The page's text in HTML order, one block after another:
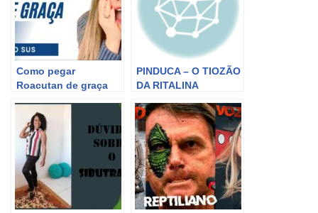
Como pegar
Roacutan de graça
PINDUCA – O TIOZÃO
DA RITALINA
EM TREINO LOUCO
COM O BRANDÃO